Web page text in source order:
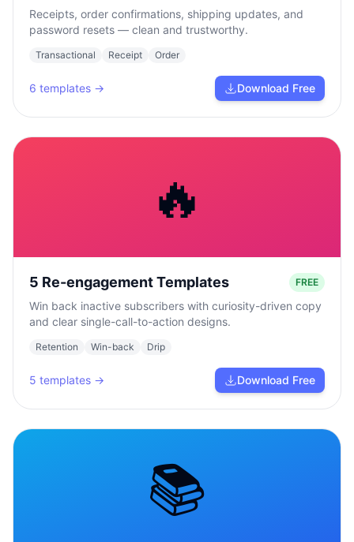
Receipts, order confirmations, shipping updates, and
password resets — clean and trustworthy.
Transactional Receipt Order
6 templates → Download Free
🔥
5 Re-engagement Templates FREE
Win back inactive subscribers with curiosity-driven copy
and clear single-call-to-action designs.
Retention Win-back Drip
5 templates → Download Free
📚